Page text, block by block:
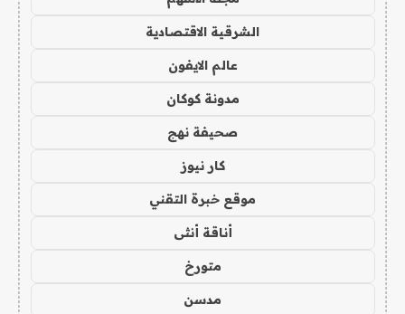
الشرقية الاقتصادية
عالم الايفون
مدونة كوكان
صحيفة نهج
كار نيوز
موقع خبرة التقني
أناقة أنثى
متورخ
مدسن